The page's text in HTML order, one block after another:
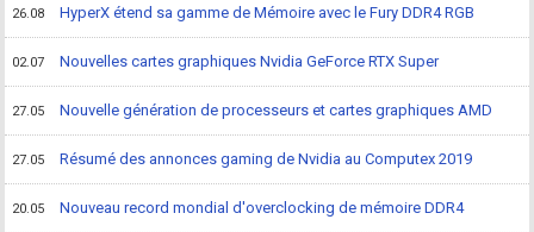
26.08 HyperX étend sa gamme de Mémoire avec le Fury DDR4 RGB
02.07 Nouvelles cartes graphiques Nvidia GeForce RTX Super
27.05 Nouvelle génération de processeurs et cartes graphiques AMD
27.05 Résumé des annonces gaming de Nvidia au Computex 2019
20.05 Nouveau record mondial d'overclocking de mémoire DDR4